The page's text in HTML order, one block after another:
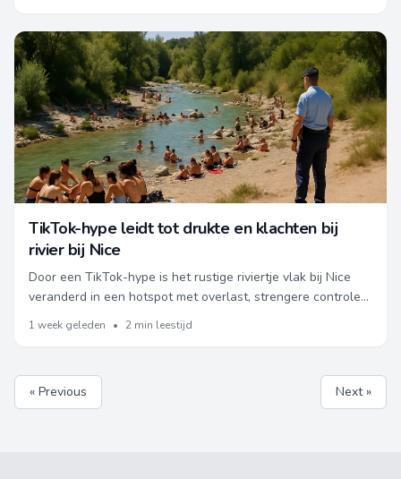
TikTok-hype leidt tot drukte en klachten bij
rivier bij Nice
Door een TikTok-hype is het rustige riviertje vlak bij Nice
veranderd in een hotspot met overlast, strengere controles
en risico op boetes voor bezoekers.
1 week geleden • 2 min leestijd
« Previous Next »